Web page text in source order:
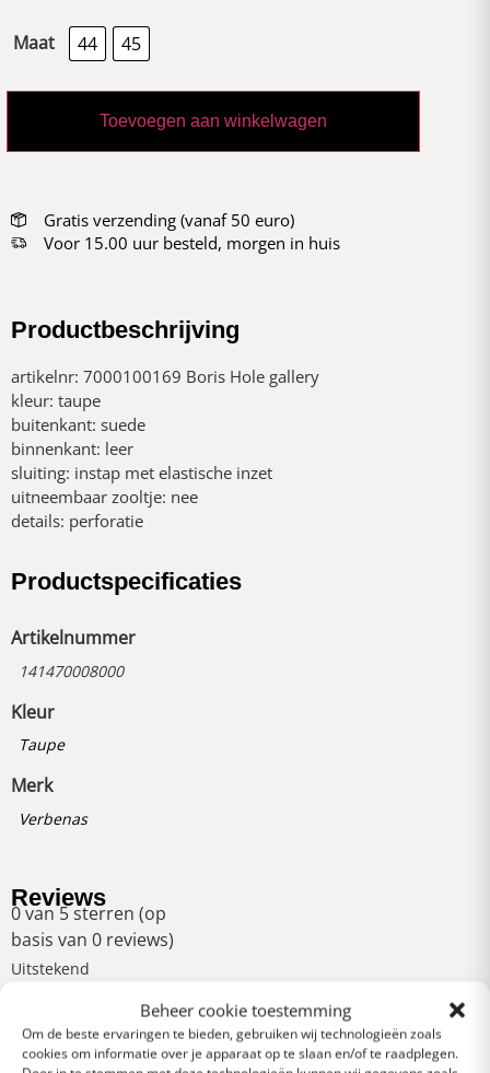
Beheer cookie toestemming
Om de beste ervaringen te bieden, gebruiken wij technologieën zoals
cookies om informatie over je apparaat op te slaan en/of te raadplegen.
Maat 44 45
Toevoegen aan winkelwagen
Gratis verzending (vanaf 50 euro)
Voor 15.00 uur besteld, morgen in huis
Productbeschrijving
artikelnr: 7000100169 Boris Hole gallery
kleur: taupe
buitenkant: suede
binnenkant: leer
sluiting: instap met elastische inzet
uitneembaar zooltje: nee
details: perforatie
Productspecificaties
Artikelnummer
141470008000
Kleur
Taupe
Merk
Verbenas
Reviews
0 van 5 sterren (op
basis van 0 reviews)
Uitstekend
Heel goed